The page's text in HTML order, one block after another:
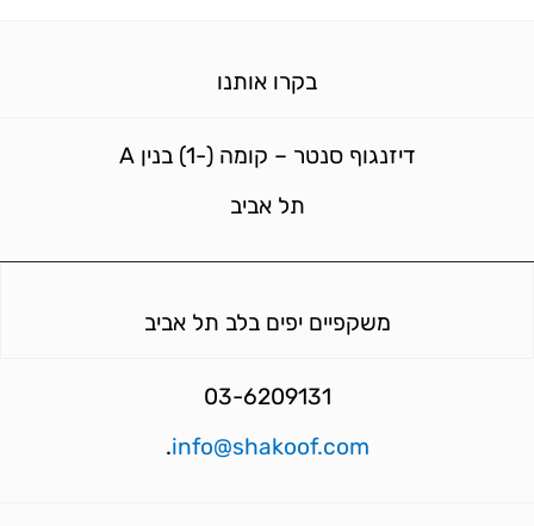
בקרו אותנו
דיזנגוף סנטר – קומה (-1) בנין A
תל אביב
משקפיים יפים בלב תל אביב
03-6209131
info@shakoof.com
.